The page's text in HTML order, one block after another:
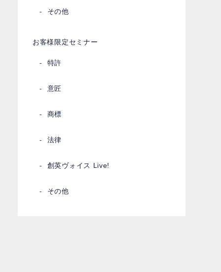
その他
お客様限定セミナー
特許
意匠
商標
法律
創英ヴォイス Live!
その他